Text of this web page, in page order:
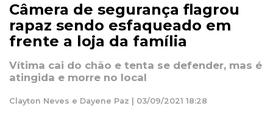
Câmera de segurança flagrou
rapaz sendo esfaqueado em
frente a loja da família
Vítima cai do chão e tenta se defender, mas é
atingida e morre no local
Clayton Neves e Dayene Paz | 03/09/2021 18:28